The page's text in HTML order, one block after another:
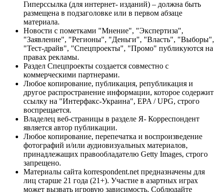
Гиперссылка (для интернет- изданий) – должна быть
размещена в подзаголовке или в первом абзаце
материала.
Новости с пометками "Мнение", "Экспертиза",
"Заявление", "Регионы", "Деньги", "Власть", "Выборы",
"Тест-драйв", "Спецпроекты", "Промо" публикуются на
правах рекламы.
Раздел Спецпроекты создается совместно с
коммерческими партнерами.
Любое копирование, публикация, републикация и
другое распространение информации, которое содержит
ссылку на "Интерфакс-Украина", EPA / UPG, строго
воспрещается.
Владелец веб-страницы в разделе Я- Корреспондент
является автор публикации.
Любое копирование, перепечатка и воспроизведение
фотографий и/или аудиовизуальных материалов,
принадлежащих правообладателю Getty Images, строго
запрещено.
Материалы сайта korrespondent.net предназначены для
лиц старше 21 года (21+). Участие в азартных играх
может вызвать игровую зависимость. Соблюдайте